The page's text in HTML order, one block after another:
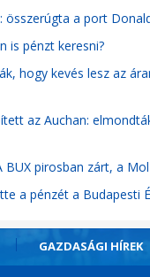
a port
is pénzt keresni?
hogy kevés lesz az
az Auchan:
BUX pirosban zárt, a
a pénzét a Budapesti
GAZDASÁGI HÍREK